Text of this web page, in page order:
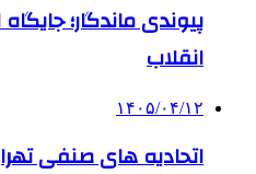
پیوندی ماندگار؛
انقلاب
۱۴۰۵/۰۴/۱۲